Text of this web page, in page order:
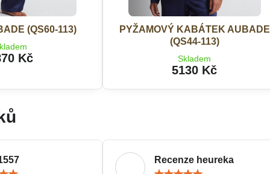
(QS60-113)
Kč
PYŽAMOVÝ KABÁTEK AUBADE
(QS44-113)
Skladem
5130 Kč
Recenze heureka